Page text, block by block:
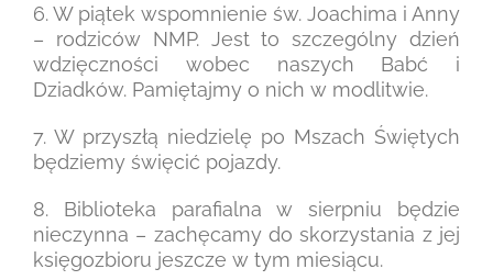
6. W piątek wspomnienie św. Joachima i Anny
– rodziców NMP. Jest to szczególny dzień
wdzięczności wobec naszych Babć i
Dziadków. Pamiętajmy o nich w modlitwie.
7. W przyszłą niedzielę po Mszach Świętych
będziemy święcić pojazdy.
8. Biblioteka parafialna w sierpniu będzie
nieczynna – zachęcamy do skorzystania z jej
księgozbioru jeszcze w tym miesiącu.